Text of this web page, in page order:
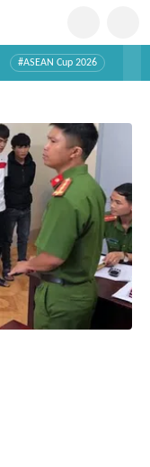
#ASEAN Cup 2026